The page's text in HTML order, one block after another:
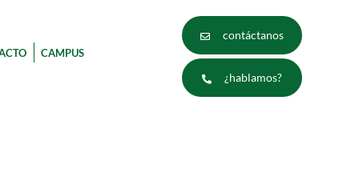
CAMPUS
contáctanos
¿hablamos?